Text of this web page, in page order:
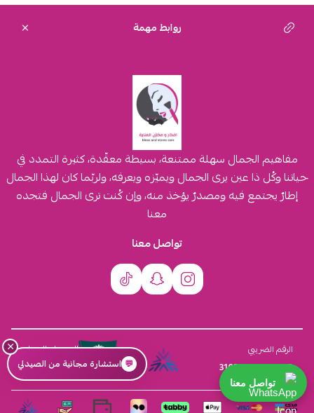
روابط مهمة
مفاهيم الجمال سهلة ممتنعة، بسيطة معقّدة، كثيرة التمدد في
حياتنا وكُل ذا عين يرى الجمال ويميّزه ويعرفه، ولربّما كان لهذا الجمال
إطارٌ يجتمع فيه ومصدرٌ يؤخذ منه، وإن كُنت ترى الجمال فتجده
معنا
تواصل معنا
الرقم الضريبي
310555259800003
السجل التجاري
4030431116
×
💬 استشارة مجانية من الصيدلي
تواصل معنا